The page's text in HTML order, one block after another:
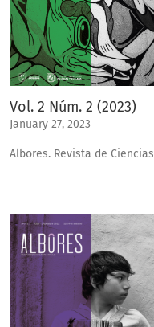
Vol. 2 Núm. 2 (2023)
January 27, 2023
Albores. Revista de